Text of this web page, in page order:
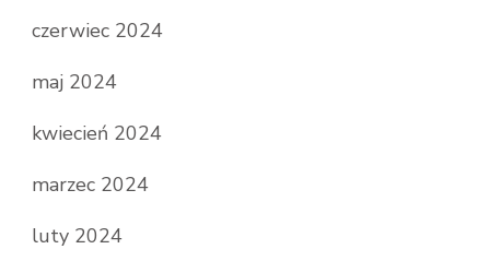
czerwiec 2024
maj 2024
kwiecień 2024
marzec 2024
luty 2024